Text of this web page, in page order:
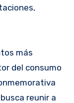
más
del consumo
reunir a